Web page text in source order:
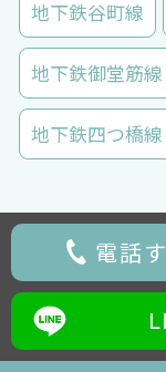
地下鉄谷町線
地下鉄御堂筋線
地下鉄四つ橋線
電話